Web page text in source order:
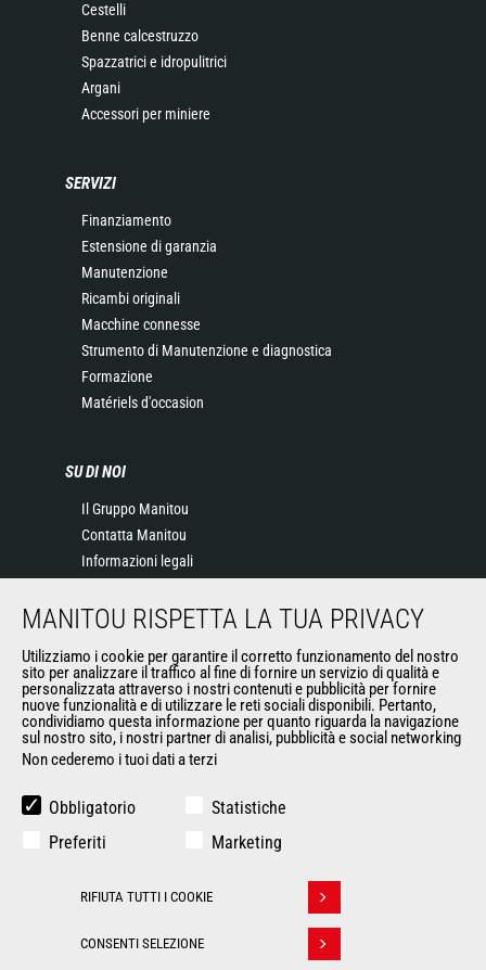
Cestelli
Benne calcestruzzo
Spazzatrici e idropulitrici
Argani
Accessori per miniere
SERVIZI
Finanziamento
Estensione di garanzia
Manutenzione
Ricambi originali
Macchine connesse
Strumento di Manutenzione e diagnostica
Formazione
Matériels d'occasion
SU DI NOI
Il Gruppo Manitou
Contatta Manitou
Informazioni legali
News
General Terms and Conditions of Sale
ALTRI SITI DEL GRUPPO
Opportunità
RMI Manitou
Manitou Group Attachments
Politique de protection
MANITOU RISPETTA LA TUA PRIVACY
Utilizziamo i cookie per garantire il corretto funzionamento del nostro
sito per analizzare il traffico al fine di fornire un servizio di qualità e
personalizzata attraverso i nostri contenuti e pubblicità per fornire
nuove funzionalità e di utilizzare le reti sociali disponibili. Pertanto,
condividiamo questa informazione per quanto riguarda la navigazione
sul nostro sito, i nostri partner di analisi, pubblicità e social networking
Non cederemo i tuoi dati a terzi
Obbligatorio
Statistiche
Preferiti
Marketing
RIFIUTA TUTTI I COOKIE
CONSENTI SELEZIONE